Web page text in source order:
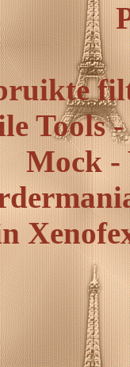
Tools
Mock